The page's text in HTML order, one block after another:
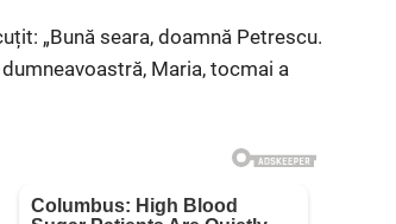
„Bună seara, doamnă Petrescu.
Maria, tocmai a